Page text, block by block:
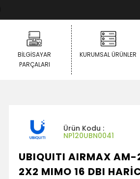
BILGISAYAR
PARÇALARI
KURUMSAL ÜRÜNLER
Ürün Kodu :
NP120UBN0041
UBIQUITI AIRMAX AM-
2X2 MIMO 16 DBI